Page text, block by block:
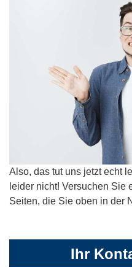
Also, das tut uns jetzt echt
leider nicht! Versuchen Sie
Seiten, die Sie oben in der
Ihr